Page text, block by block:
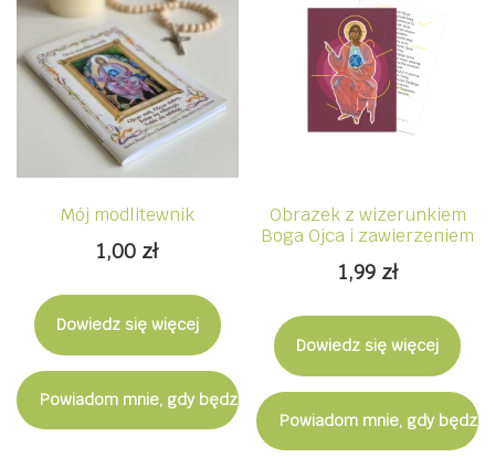
Mój modlitewnik
1,00 zł
Dowiedz się więcej
Powiadom mnie, gdy będzie dostępny
Obrazek z wizerunkiem
Boga Ojca i zawierzeniem
1,99 zł
Dowiedz się więcej
Powiadom mnie, gdy